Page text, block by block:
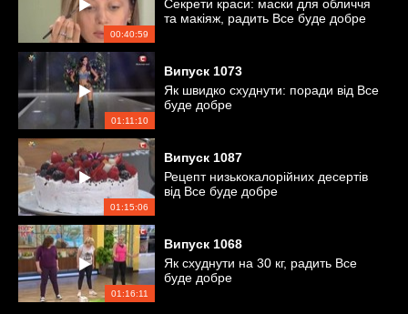
00:40:59
Секрети краси: маски для обличчя
та макіяж, радить Все буде добре
01:11:10
Випуск 1073
Як швидко схуднути: поради від Все
буде добре
01:15:06
Випуск 1087
Рецепт низькокалорійних десертів
від Все буде добре
01:16:11
Випуск 1068
Як схуднути на 30 кг, радить Все
буде добре